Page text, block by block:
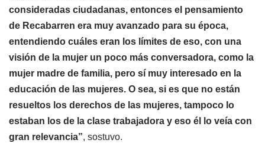
consideradas ciudadanas, entonces el pensamiento
de Recabarren era muy avanzado para su época,
entendiendo cuáles eran los límites de eso, con una
visión de la mujer un poco más conversadora, como la
mujer madre de familia, pero sí muy interesado en la
educación de las mujeres. O sea, si es que no están
resueltos los derechos de las mujeres, tampoco lo
estaban los de la clase trabajadora y eso él lo veía con
gran relevancia”, sostuvo.